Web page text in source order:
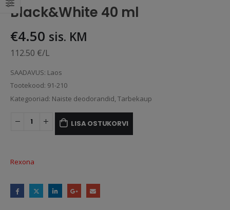
Black&White 40 ml
€4.50 sis. KM
112.50 €/L
SAADAVUS: Laos
Tootekood: 91-210
Kategooriad: Naiste deodorandid, Tarbekaup
LISA OSTUKORVI
Rexona